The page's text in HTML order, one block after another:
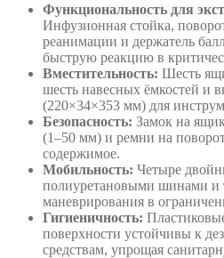
Функциональность для
Инфузионная стойка,
реанимации и держатель
быструю реакцию в
Вместительность: Шесть
шесть навесных ёмкостей и
(220×34×353 мм) для
Безопасность: Замок на
(1–50 мм) и ремни на
содержимое.
Мобильность: Четыре
полиуретановыми шинами и
маневрирования в
Гигиеничность:
поверхности устойчивы к
средствам, упрощая